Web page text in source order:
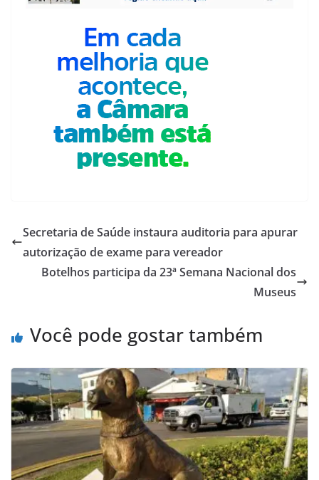
Secretaria de Saúde instaura auditoria para apurar
autorização de exame para vereador
Botelhos participa da 23ª Semana Nacional dos
Museus
Você pode gostar também